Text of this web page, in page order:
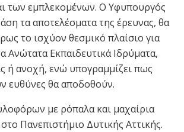
των εμπλεκομένων. Ο Υφυπουργός
τα αποτελέσματα της έρευνας, θα
το ισχύον θεσμικό πλαίσιο για
Ανώτατα Εκπαιδευτικά Ιδρύματα,
ή ανοχή, ενώ υπογραμμίζει πως
ευθύνες θα αποδοθούν.
με ρόπαλα και μαχαίρια
Πανεπιστήμιο Δυτικής Αττικής.